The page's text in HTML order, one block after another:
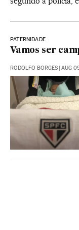
PATERNIDADE
Vamos ser
RODOLFO BORGES AUG